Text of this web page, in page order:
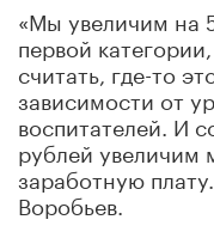
«Мы увеличим на
первой
считать, где-то
зависимости от
воспитателей. И
рублей увеличим
заработную
Воробьев.